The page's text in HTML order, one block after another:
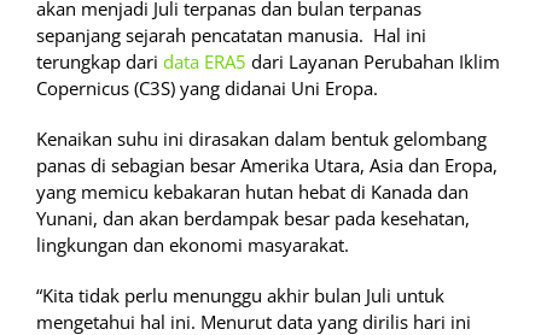
akan menjadi Juli terpanas dan bulan terpanas
sepanjang sejarah pencatatan manusia. Hal ini
terungkap dari data ERA5 dari Layanan Perubahan Iklim
Copernicus (C3S) yang didanai Uni Eropa.
Kenaikan suhu ini dirasakan dalam bentuk gelombang
panas di sebagian besar Amerika Utara, Asia dan Eropa,
yang memicu kebakaran hutan hebat di Kanada dan
Yunani, dan akan berdampak besar pada kesehatan,
lingkungan dan ekonomi masyarakat.
“Kita tidak perlu menunggu akhir bulan Juli untuk
mengetahui hal ini. Menurut data yang dirilis hari ini